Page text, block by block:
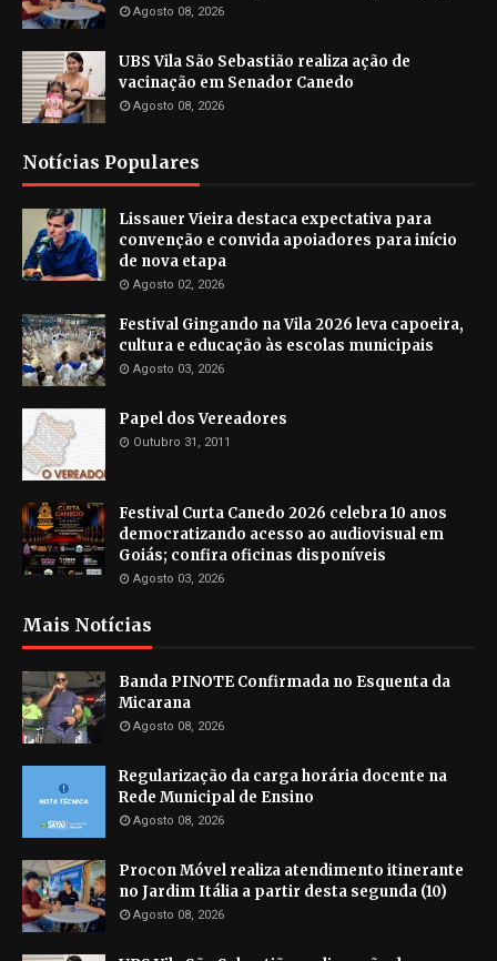
Agosto 08, 2026
UBS Vila São Sebastião realiza ação de
vacinação em Senador Canedo
Agosto 08, 2026
Notícias Populares
Lissauer Vieira destaca expectativa para
convenção e convida apoiadores para início
de nova etapa
Agosto 02, 2026
Festival Gingando na Vila 2026 leva capoeira,
cultura e educação às escolas municipais
Agosto 03, 2026
Papel dos Vereadores
Outubro 31, 2011
Festival Curta Canedo 2026 celebra 10 anos
democratizando acesso ao audiovisual em
Goiás; confira oficinas disponíveis
Agosto 03, 2026
Mais Notícias
Banda PINOTE Confirmada no Esquenta da
Micarana
Agosto 08, 2026
Regularização da carga horária docente na
Rede Municipal de Ensino
Agosto 08, 2026
Procon Móvel realiza atendimento itinerante
no Jardim Itália a partir desta segunda (10)
Agosto 08, 2026